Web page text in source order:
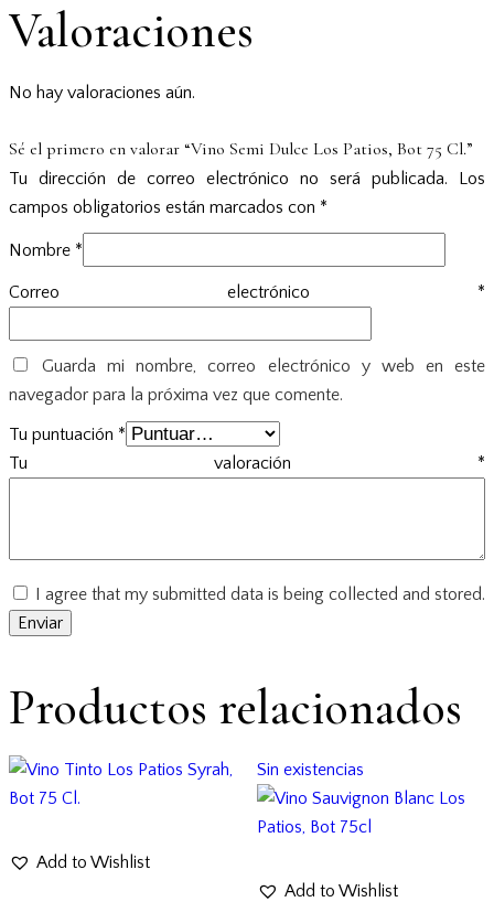
Valoraciones
No hay valoraciones aún.
Sé el primero en valorar “Vino Semi Dulce Los Patios, Bot 75 Cl.”
Tu dirección de correo electrónico no será publicada.
Los
campos obligatorios están marcados con *
Nombre *
Correo electrónico *
Guarda mi nombre, correo electrónico y web en este
navegador para la próxima vez que comente.
Tu puntuación *
Tu valoración *
I agree that my submitted data is being collected and stored.
Productos relacionados
Add to Wishlist
Sin existencias
Add to Wishlist